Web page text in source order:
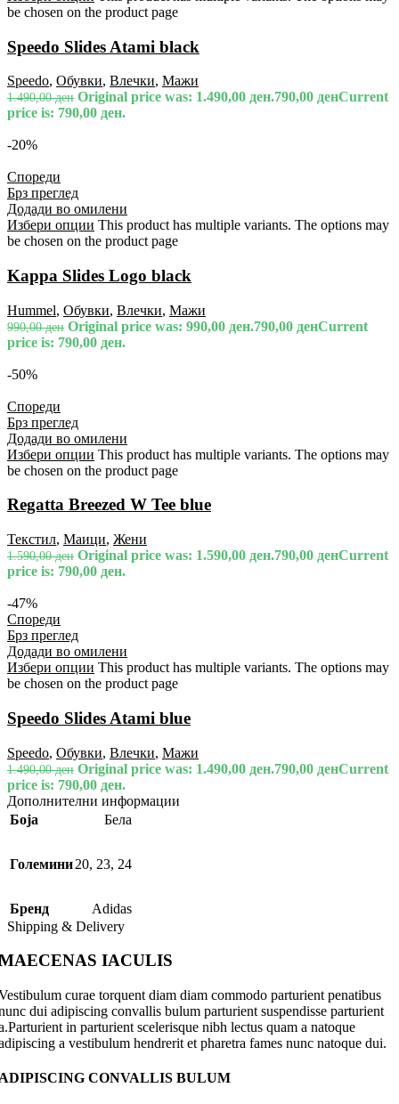
be chosen on the product page
Speedo Slides Atami black
Speedo, Обувки, Влечки, Мажи
1.490,00ден Original price was: 1.490,00 ден.790,00 денCurrent
price is: 790,00 ден.
-20%
Спореди
Брз преглед
Додади во омилени
Избери опции This product has multiple variants. The options may
be chosen on the product page
Kappa Slides Logo black
Hummel, Обувки, Влечки, Мажи
990,00ден Original price was: 990,00 ден.790,00 денCurrent
price is: 790,00 ден.
-50%
Спореди
Брз преглед
Додади во омилени
Избери опции This product has multiple variants. The options may
be chosen on the product page
Regatta Breezed W Tee blue
Текстил, Маици, Жени
1.590,00ден Original price was: 1.590,00 ден.790,00 денCurrent
price is: 790,00 ден.
-47%
Спореди
Брз преглед
Додади во омилени
Избери опции This product has multiple variants. The options may
be chosen on the product page
Speedo Slides Atami blue
Speedo, Обувки, Влечки, Мажи
1.490,00ден Original price was: 1.490,00 ден.790,00 денCurrent
price is: 790,00 ден.
Дополнителни информации
Боја
Бела
Големини20, 23, 24
Бренд
Adidas
Shipping & Delivery
IACULIS
curae torquent diam diam commodo parturient penatibus
dui adipiscing convallis bulum parturient suspendisse parturient
in parturient scelerisque nibh lectus quam a natoque
a vestibulum hendrerit et pharetra fames nunc natoque dui.
CONVALLIS BULUM